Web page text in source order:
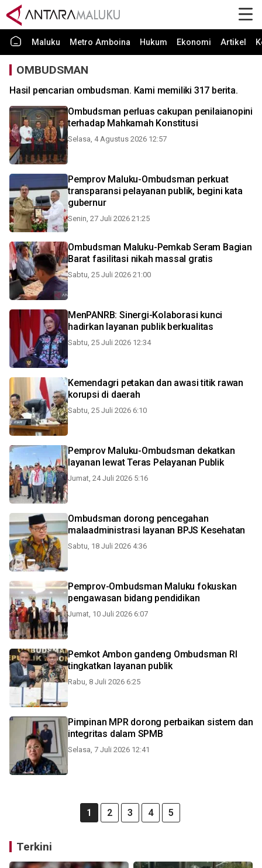
Maluku Metro Amboina Hukum Ekonomi Artikel
OMBUDSMAN
Hasil pencarian ombudsman. Kami memiliki 317 berita.
Ombudsman perluas cakupan penilaianopini
terhadap Mahkamah Konstitusi
Selasa, 4 Agustus 2026 12:57
Pemprov Maluku-Ombudsman perkuat
transparansi pelayanan publik, begini kata
gubernur
Senin, 27 Juli 2026 21:25
Ombudsman Maluku-Pemkab Seram Bagian
Barat fasilitasi nikah massal gratis
Sabtu, 25 Juli 2026 21:00
MenPANRB: Sinergi-Kolaborasi kunci
hadirkan layanan publik berkualitas
Sabtu, 25 Juli 2026 12:34
Kemendagri petakan dan awasi titik rawan
korupsi di daerah
Sabtu, 25 Juli 2026 6:10
Pemprov Maluku-Ombudsman dekatkan
layanan lewat Teras Pelayanan Publik
Jumat, 24 Juli 2026 5:16
Ombudsman dorong pencegahan
malaadministrasi layanan BPJS Kesehatan
Sabtu, 18 Juli 2026 4:36
Pemprov-Ombudsman Maluku fokuskan
pengawasan bidang pendidikan
Jumat, 10 Juli 2026 6:07
Pemkot Ambon gandeng Ombudsman RI
tingkatkan layanan publik
Rabu, 8 Juli 2026 6:25
Pimpinan MPR dorong perbaikan sistem dan
integritas dalam SPMB
Selasa, 7 Juli 2026 12:41
1 2 3 4 5
Terkini